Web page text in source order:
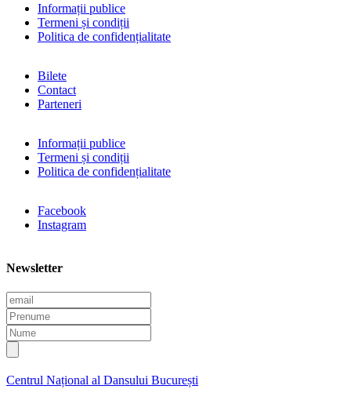
Informații publice
Termeni și condiții
Politica de confidențialitate
Bilete
Contact
Parteneri
Informații publice
Termeni și condiții
Politica de confidențialitate
Facebook
Instagram
Newsletter
E
m
a
i
l
P
r
e
n
m
N
u
m
e
Centrul Național al Dansului București